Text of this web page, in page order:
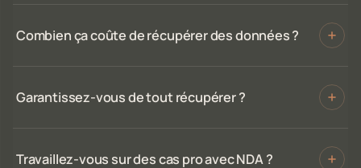
Combien ça coûte de récupérer des données ?
Garantissez-vous de tout récupérer ?
Travaillez-vous sur des cas pro avec NDA ?